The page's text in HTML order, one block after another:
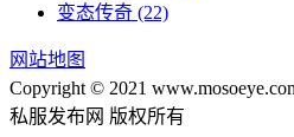
变态传奇 (22)
网站地图
Copyright © 2021
私服发布网 版权所有